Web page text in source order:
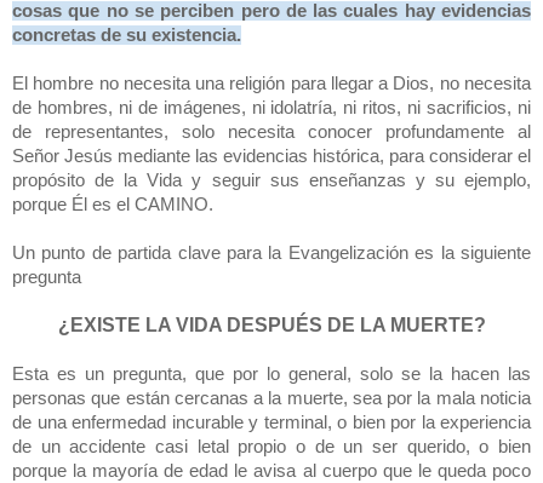
cosas que no se perciben pero de las cuales hay evidencias
concretas de su existencia.
El hombre no necesita una religión para llegar a Dios, no necesita
de hombres, ni de imágenes, ni idolatría, ni ritos, ni sacrificios, ni
de representantes, solo necesita conocer profundamente al
Señor Jesús mediante las evidencias histórica, para considerar el
propósito de la Vida y seguir sus enseñanzas y su ejemplo,
porque Él es el CAMINO.
Un punto de partida clave para la Evangelización es la siguiente
pregunta
¿EXISTE LA VIDA DESPUÉS DE LA MUERTE?
Esta es un pregunta, que por lo general, solo se la hacen las
personas que están cercanas a la muerte, sea por la mala noticia
de una enfermedad incurable y terminal, o bien por la experiencia
de un accidente casi letal propio o de un ser querido, o bien
porque la mayoría de edad le avisa al cuerpo que le queda poco